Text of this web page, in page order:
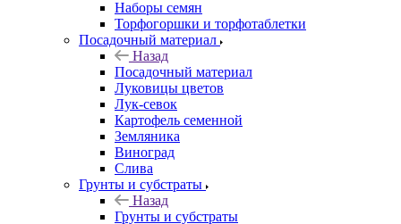
Наборы семян
Торфогоршки и торфотаблетки
Посадочный материал
Назад
Посадочный материал
Луковицы цветов
Лук-севок
Картофель семенной
Земляника
Виноград
Слива
Грунты и субстраты
Назад
Грунты и субстраты